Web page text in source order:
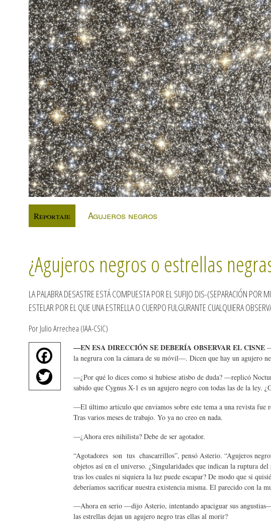
Reportaje Agujeros negros
¿Agujeros negros o estrellas
LA PALABRA DESASTRE ESTÁ COMPUESTA POR EL SUFIJO DIS-(SEPARACIÓN POR
ESTELAR POR EL QUE UNA ESTRELLA O CUERPO FULGURANTE CUALQUIERA
Por Julio Arrechea (IAA-CSIC)
bo
wi
—EN ESA DIRECCIÓN SE DEBERÍA OBSERVAR EL CISNE
la negrura con la cámara de su móvil—. Dicen que hay un agujero
—¿Por qué lo dices como si hubiese atisbo de duda? —replicó
sabido que Cygnus X-1 es un agujero negro con todas las de la ley.
—El último artículo que enviamos sobre este tema a una revista fue
Tras varios meses de trabajo. Yo ya no creo en nada.
—¿Ahora eres nihilista? Debe de ser agotador.
“Agotadores son tus chascarrillos”, pensó Asterio. “Agujeros
objetos así en el universo. ¿Singularidades que indican la ruptura
tras los cuales ni siquiera la luz puede escapar? De modo que si
deberíamos sacrificar nuestra existencia misma. El parecido con la
—Ahora en serio —dijo Asterio, intentando apaciguar sus
las estrellas dejan un agujero negro tras ellas al morir?